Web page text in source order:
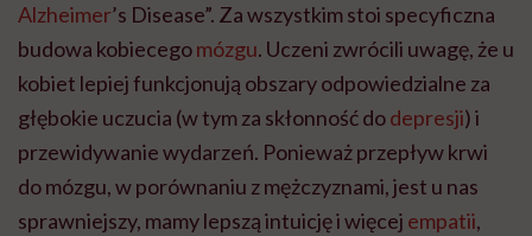
Alzheimer’s Disease”. Za wszystkim stoi specyficzna
budowa kobiecegomózgu. Uczeni zwrócili uwagę, że u
kobiet lepiej funkcjonują obszary odpowiedzialne za
głębokie uczucia (w tym za skłonność dodepresji) i
przewidywanie wydarzeń. Ponieważ przepływ krwi
do mózgu, w porównaniu z mężczyznami, jest u nas
sprawniejszy, mamy lepszą intuicję i więcej empatii,